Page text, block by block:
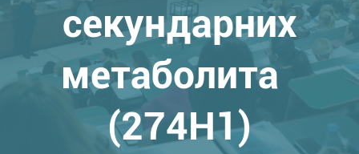
секундарних
метаболита
(274H1)